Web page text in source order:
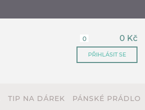
0 0 Kč
PŘIHLÁSIT SE
TIP NA DÁREK PÁNSKÉ PRÁDLO